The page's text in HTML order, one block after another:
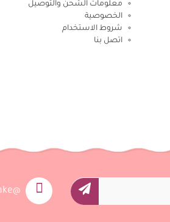
معلومات الشحن والتوصيل
الخصوصية
شروط الاستخدام
اتصل بنا
@naimecake